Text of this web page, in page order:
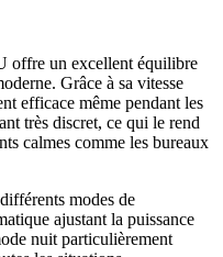
offre un excellent équilibre
Grâce à sa vitesse
efficace même pendant les
très discret, ce qui le rend
calmes comme les bureaux
modes de
ajustant la puissance
nuit particulièrement